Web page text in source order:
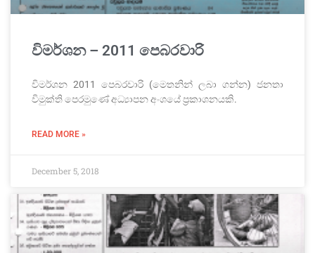
විමර්ශන – 2011 පෙබරවාරි
විමර්ශන 2011 පෙබරවාරි (මෙතනින් ලබා ගන්න) ජනතා
විමුක්ති පෙරමුණේ අධ්‍යාපන අංශයේ ප්‍රකාශනයකි.
READ MORE »
December 5, 2018